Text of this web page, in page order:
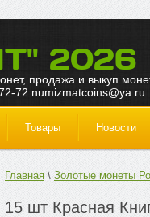
2026
продажа и выкуп
72 numizmatcoins@ya.ru
Товары Новости
Главная Золотые монеты
15 шт Красная